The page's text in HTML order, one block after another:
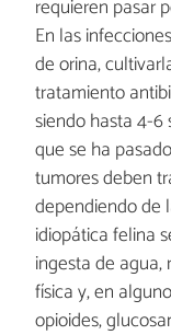
requieren pasar
En las
de orina,
tratamiento
siendo hasta 4-6
que se ha
tumores deben
dependiendo de
idiopática felina
ingesta de
física y, en
opioides,